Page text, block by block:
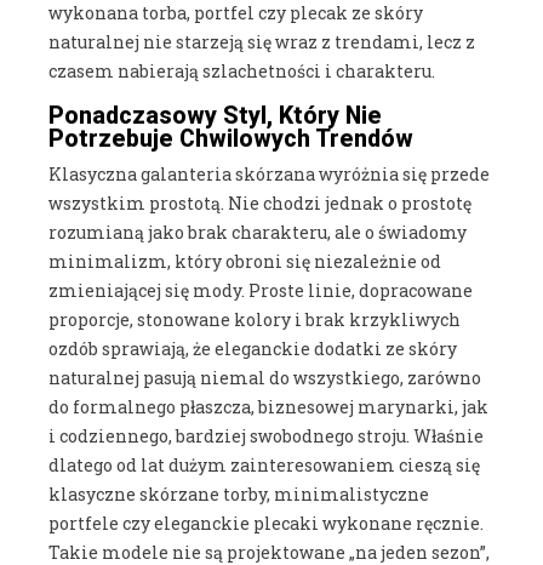
wykonana torba, portfel czy plecak ze skóry
naturalnej nie starzeją się wraz z trendami, lecz z
czasem nabierają szlachetności i charakteru.
Ponadczasowy Styl, Który Nie
Potrzebuje Chwilowych Trendów
Klasyczna galanteria skórzana wyróżnia się przede
wszystkim prostotą. Nie chodzi jednak o prostotę
rozumianą jako brak charakteru, ale o świadomy
minimalizm, który obroni się niezależnie od
zmieniającej się mody. Proste linie, dopracowane
proporcje, stonowane kolory i brak krzykliwych
ozdób sprawiają, że eleganckie dodatki ze skóry
naturalnej pasują niemal do wszystkiego, zarówno
do formalnego płaszcza, biznesowej marynarki, jak
i codziennego, bardziej swobodnego stroju. Właśnie
dlatego od lat dużym zainteresowaniem cieszą się
klasyczne skórzane torby, minimalistyczne
portfele czy eleganckie plecaki wykonane ręcznie.
Takie modele nie są projektowane „na jeden sezon”,